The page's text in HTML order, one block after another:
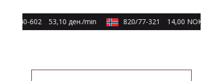
40-602 53,10 ден./min 820/77-321 14,00 NOK/min